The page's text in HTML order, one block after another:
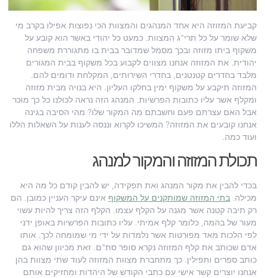
קביעת המזוזה היא אחד המנהגים והמצוות הכי נפוצות אפילו בקרב מי
שלא שומר על כל תרי"ג המצוות. כמעט כל יהודי באשר הוא קובע על
משקוף ביתו מזוזה ובכך מסמל שמדובר בבית בו מתגוררת משפחה
יהודית. את המזוזה אנחנו מצווים לקבוע בכל משקוף בבית המגורים
מלבד בחדרים קטנטנים, בחדרי השירותים, המקלחת ודומים להם.
המזוזה תיקבע על משקוף ימין בחלקו העליון. היא בנויה מבית מזוזה
ומקלף אשר עליו כתובות הפרשיות. המנהג הזה נראה לכולנו כל כך מוכר
אבל האם עצרתם פעם וחשבתם מה המקור שלו? מהי הסיבה בגינה
אנחנו קובעים את המזוזה? המשיכו לקרוא וננסה לענות על השאלות הללו
ועוד כמה.
תכולת המזוזה והמקור למנהג
בכדי להבין את מקור המנהג ואת תפקידה, יש להבין קודם כל מה היא
מכילה. בתי המזוזה שמותקנים על המשקוף אינם עיקר העניין כמובן. הם
רק תיבה קטנה אשר מגנה על הקלף עצמו. הקלף הזה צריך להיות עשוי
מעור של בהמה, כלומר קלף אמיתי. עליו כתובות הפרשיות באופן ידני
לפי הלכות מאד מפורטות אשר נלמדות על ידי מי שמומחה לכך. אותו
אדם שכותב את קלף המזוזה נקרא סופר סת"ם. זאת מכיוון שהוא גם
כותב ספרים ותפילין. כך מתחברת מצוות המזוזה לעוד שתי מצוות בהן
אנחנו יוצרים קשר אישי עם כתבי הקודש של היהדות ומחזיקים אותם